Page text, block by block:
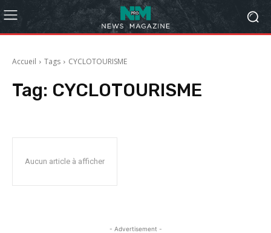
Accueil Tags CYCLOTOURISME
Tag: CYCLOTOURISME
Aucun article à afficher
- Advertisement -